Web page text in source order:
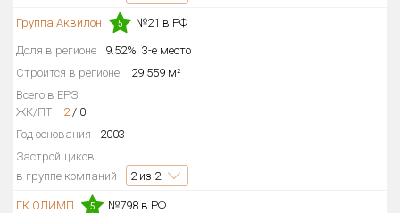
Только новые
Рейтинг ЕРЗ
Группа Аквилон 5 №21 в РФ
Доля в регионе 9.52% 3-е место
Строится в регионе
29 559 м²
Всего в ЕРЗ
ЖК/ПТ
2/ 0
Год основания
2003
Застройщиков
в группе компаний
2из 2
ГК ОЛИМП 5 №798 в РФ